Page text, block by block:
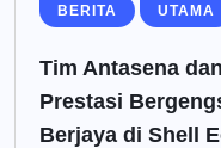
BERITA UTAMA
Tim Antasena
Prestasi
Berjaya di Shell